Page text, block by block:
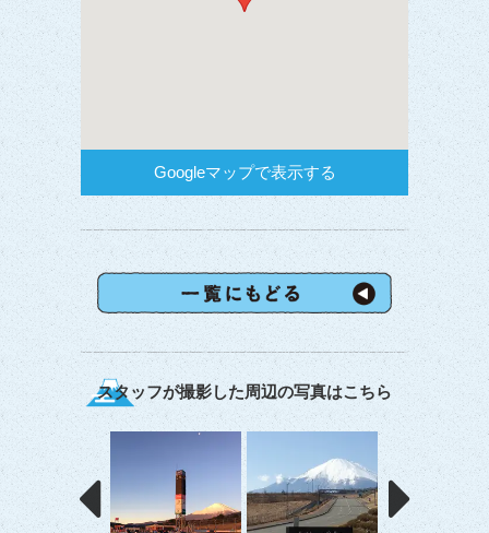
Googleマップで表示する
スタッフが撮影した周辺の写真はこちら